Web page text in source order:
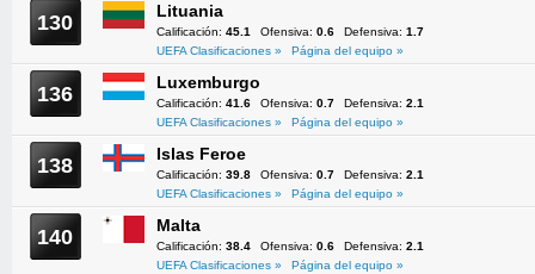
130 Lituania
Calificación: 45.1 Ofensiva: 0.6 Defensiva: 1.7
UEFA Clasificaciones »
Página del equipo »
136 Luxemburgo
Calificación: 41.6 Ofensiva: 0.7 Defensiva: 2.1
UEFA Clasificaciones »
Página del equipo »
138 Islas Feroe
Calificación: 39.8 Ofensiva: 0.7 Defensiva: 2.1
UEFA Clasificaciones »
Página del equipo »
140 Malta
Calificación: 38.4 Ofensiva: 0.6 Defensiva: 2.1
UEFA Clasificaciones »
Página del equipo »